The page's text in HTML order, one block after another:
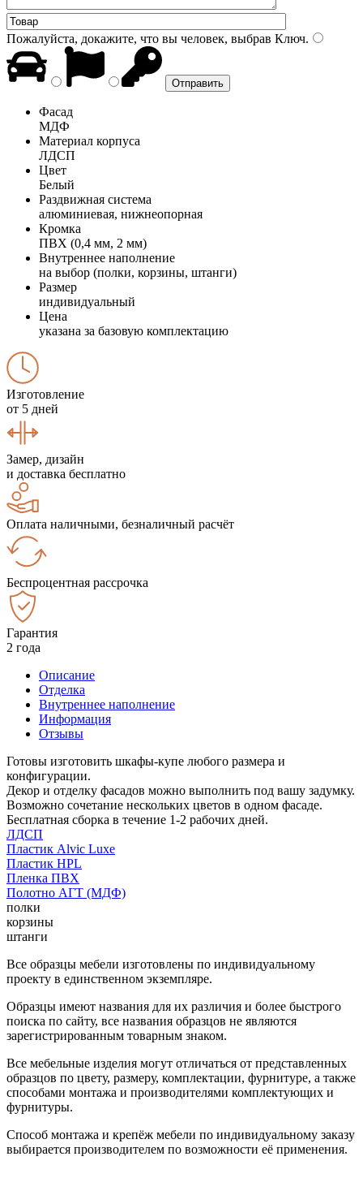
Пожалуйста, докажите, что вы человек, выбрав Ключ.
Фасад
МДФ
Материал корпуса
ЛДСП
Цвет
Белый
Раздвижная система
алюминиевая, нижнеопорная
Кромка
ПВХ (0,4 мм, 2 мм)
Внутреннее наполнение
на выбор (полки, корзины, штанги)
Размер
индивидуальный
Цена
указана за базовую комплектацию
Изготовление
от 5 дней
Замер, дизайн
и доставка бесплатно
Оплата наличными, безналичный расчёт
Беспроцентная рассрочка
Гарантия
2 года
Описание
Отделка
Внутреннее наполнение
Информация
Отзывы
Готовы изготовить шкафы-купе любого размера и
конфигурации.
Декор и отделку фасадов можно выполнить под вашу задумку.
Возможно сочетание нескольких цветов в одном фасаде.
Бесплатная сборка в течение 1-2 рабочих дней.
ЛДСП
Пластик Alvic Luxe
Пластик HPL
Пленка ПВХ
Полотно АГТ (МДФ)
полки
корзины
штанги
Все образцы мебели изготовлены по индивидуальному
проекту в единственном экземпляре.
Образцы имеют названия для их различия и более быстрого
поиска по сайту, все названия образцов не являются
зарегистрированным товарным знаком.
Все мебельные изделия могут отличаться от представленных
образцов по цвету, размеру, комплектации, фурнитуре, а также
способами монтажа и производителями комплектующих и
фурнитуры.
Способ монтажа и крепёж мебели по индивидуальному заказу
выбирается производителем по возможности её применения.